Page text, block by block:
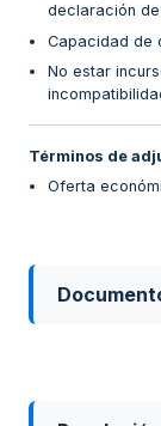
declaración
Capacidad de
No estar
Términos de
Oferta